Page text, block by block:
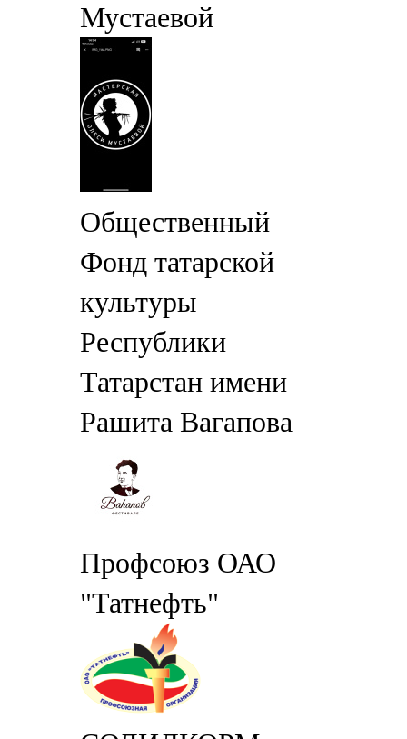
Мустаевой
Общественный
Фонд татарской
культуры
Республики
Татарстан имени
Рашита Вагапова
Профсоюз ОАО
"Татнефть"